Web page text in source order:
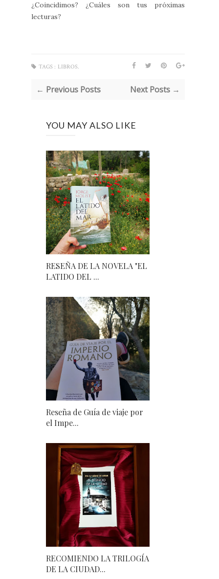
¿Coincidimos? ¿Cuáles son tus próximas
lecturas?
TAGS : LIBROS.
← Previous Posts Next Posts →
YOU MAY ALSO LIKE
RESEÑA DE LA NOVELA "EL
LATIDO DEL ...
Reseña de Guía de viaje por
el Impe...
RECOMIENDO LA TRILOGÍA
DE LA CIUDAD...